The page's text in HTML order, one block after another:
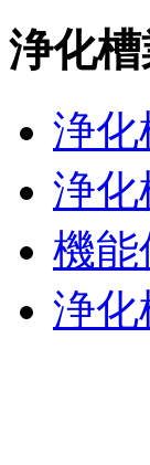
浄化
浄
浄化
機能
浄化